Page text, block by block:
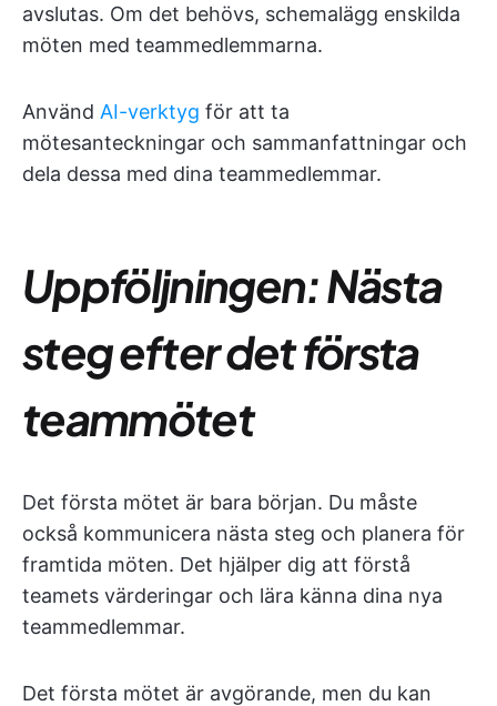
avslutas. Om det behövs, schemalägg enskilda
möten med teammedlemmarna.
Använd AI-verktyg för att ta
mötesanteckningar och sammanfattningar och
dela dessa med dina teammedlemmar.
Uppföljningen: Nästa
steg efter det första
teammötet
Det första mötet är bara början. Du måste
också kommunicera nästa steg och planera för
framtida möten. Det hjälper dig att förstå
teamets värderingar och lära känna dina nya
teammedlemmar.
Det första mötet är avgörande, men du kan